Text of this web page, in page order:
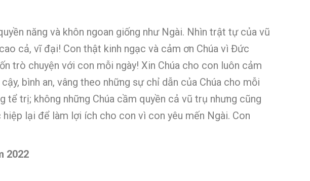
năng và khôn ngoan giống như Ngài. Nhìn trật tự của vũ
cả, vĩ đại! Con thật kinh ngạc và cảm ơn Chúa vì Đức
trò chuyện với con mỗi ngày! Xin Chúa cho con luôn cảm
bình an, vâng theo những sự chỉ dẫn của Chúa cho mỗi
tể trị; không những Chúa cầm quyền cả vũ trụ nhưng cũng
lại để làm lợi ích cho con vì con yêu mến Ngài. Con
2022